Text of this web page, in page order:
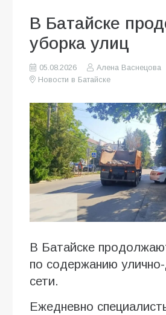
В Батайске
уборка улиц
05.08.2026
Алена Васнецова
Новости в Батайске
В Батайске
по содержанию
сети.
Ежедневно